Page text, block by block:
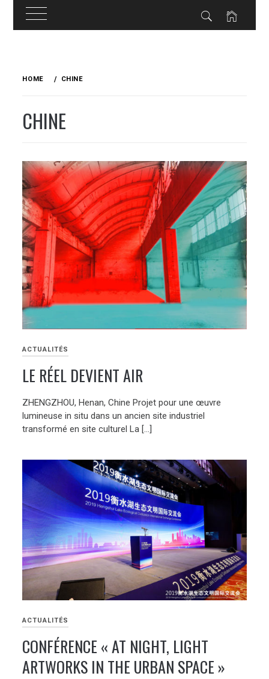
HOME CHINE
CHINE
ACTUALITÉS
LE RÉEL DEVIENT AIR
ZHENGZHOU, Henan, Chine Projet pour une œuvre
lumineuse in situ dans un ancien site industriel
transformé en site culturel La […]
ACTUALITÉS
CONFÉRENCE « AT NIGHT, LIGHT
ARTWORKS IN THE URBAN SPACE »